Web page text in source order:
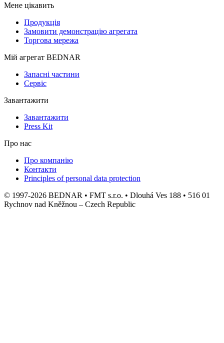
Мене цікавить
Продукція
Замовити демонстрацію агрегата
Торгова мережа
Мій агрегат BEDNAR
Запасні частини
Сервіс
Завантажити
Завантажити
Press Kit
Про нас
Про компанію
Контакти
Principles of personal data protection
© 1997-2026 BEDNAR • FMT s.r.o. • Dlouhá Ves 188 • 516 01
Rychnov nad Kněžnou – Czech Republic